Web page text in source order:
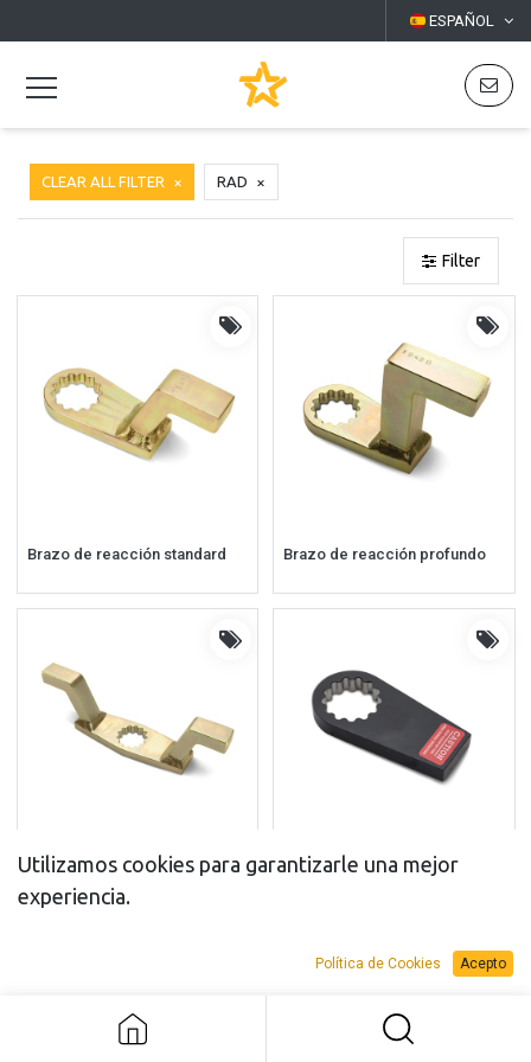
ESPAÑOL
CLEAR ALL FILTER RAD
Filter
Brazo de reacción standard Brazo de reacción profundo
Brazo de reacción de doble extremo Brazo de reacción en blanco
Utilizamos cookies para garantizarle una mejor
experiencia.
Política de Cookies Acepto